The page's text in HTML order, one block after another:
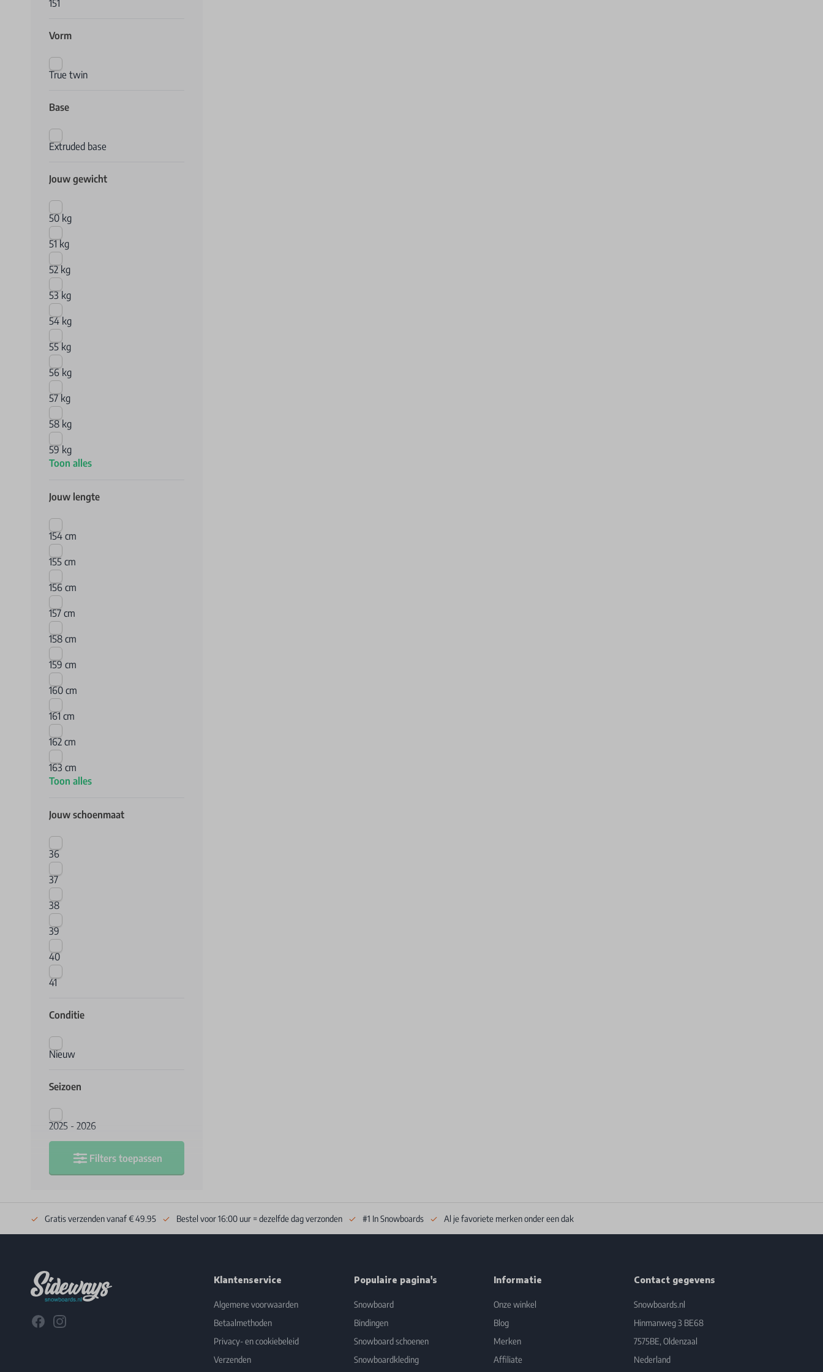
151
Vorm
True twin
Base
Extruded base
Jouw gewicht
50 kg
51 kg
52 kg
53 kg
54 kg
55 kg
56 kg
57 kg
58 kg
59 kg
Toon alles
Jouw lengte
154 cm
155 cm
156 cm
157 cm
158 cm
159 cm
160 cm
161 cm
162 cm
163 cm
Toon alles
Jouw schoenmaat
36
37
38
39
40
41
Conditie
Nieuw
Seizoen
2025 - 2026
Filters toepassen
Gratis verzenden vanaf € 49.95 Bestel voor 16:00 uur = dezelfde dag verzonden #1 In Snowboards Al je favoriete merken onder een dak
FacebookInstagram
Klantenservice
Algemene voorwaarden
Betaalmethoden
Privacy- en cookiebeleid
Verzenden
Populaire pagina's
Snowboard
Bindingen
Snowboard schoenen
Snowboardkleding
Informatie
Onze winkel
Blog
Merken
Affiliate
Contact gegevens
Snowboards.nl
Hinmanweg 3 BE68
7575BE, Oldenzaal
Nederland